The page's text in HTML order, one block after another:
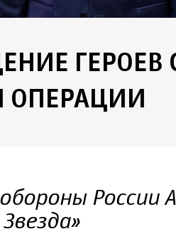
ОПЕРАЦИИ
России